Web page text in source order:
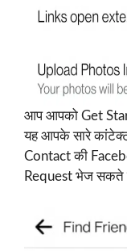
आप आपको Get
यह आपके सारे
Contact की
Request भेज सकते